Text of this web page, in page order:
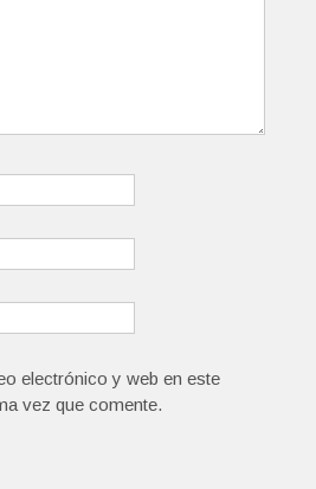
electrónico y web en este
vez que comente.